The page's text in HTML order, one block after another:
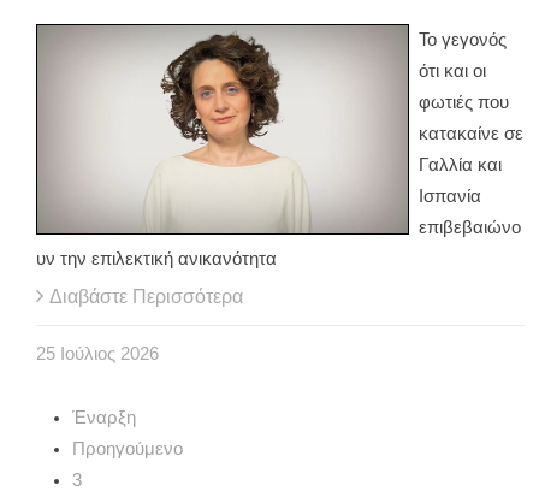
Το γεγονός
ότι και οι
φωτιές που
κατακαίνε σε
Γαλλία και
Ισπανία
επιβεβαιώνο
υν την επιλεκτική ανικανότητα
Διαβάστε Περισσότερα
25 Ιούλιος 2026
Έναρξη
Προηγούμενο
3